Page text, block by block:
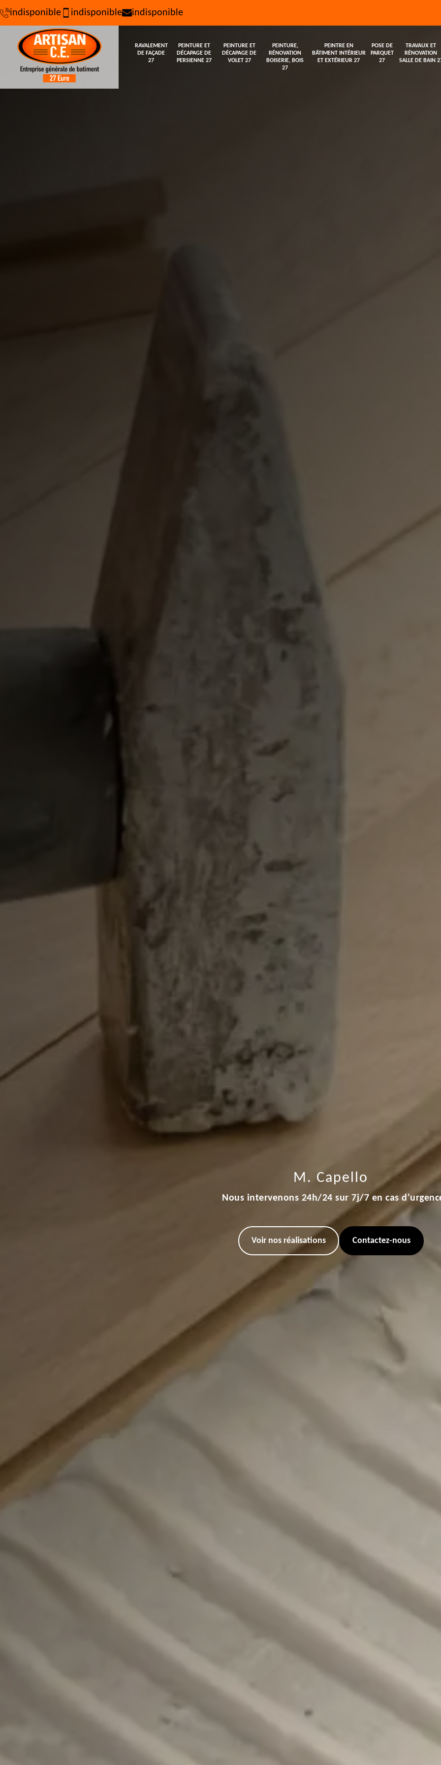
indisponible indisponible indisponible
RAVALEMENT
DE FAÇADE
27
PEINTURE ET
DÉCAPAGE DE
PERSIENNE 27
PEINTURE ET
DÉCAPAGE DE
VOLET 27
PEINTURE,
RÉNOVATION
BOISERIE, BOIS
27
PEINTRE EN
BÂTIMENT INTÉRIEUR
ET EXTÉRIEUR 27
POSE DE
PARQUET
27
TRAVAUX ET
RÉNOVATION
SALLE DE BAIN
M. Capello
Nous intervenons 24h/24 sur 7j/7 en cas
Voir nos réalisations Contactez-nous